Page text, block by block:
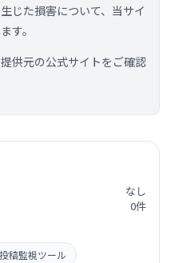
じた損害について、当サイ
す。
供元の公式サイトをご確認
なし
0件
稿監視ツール